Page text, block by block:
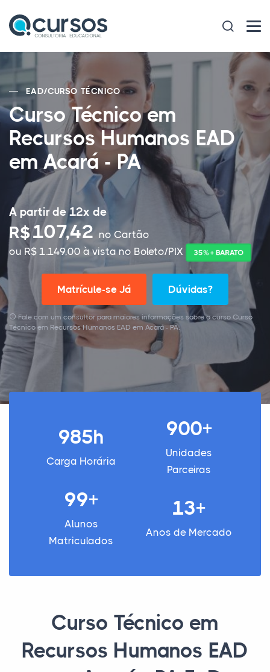
EAD/CURSO TÉCNICO
Curso Técnico em
Recursos Humanos EAD
em Acará - PA
A partir de 12x de
R$107,42no Cartão
ou R$ 1.149,00 à vista no Boleto/PIX
35% + BARATO
Matrícule-se Já Dúvidas?
Fale com um consultor para maiores informações sobre o curso Curso
Técnico em Recursos Humanos EAD em Acará - PA.
985h
Carga Horária
900+
Unidades
Parceiras
99+
Alunos
Matriculados
13+
Anos de Mercado
Curso Técnico em
Recursos Humanos EAD